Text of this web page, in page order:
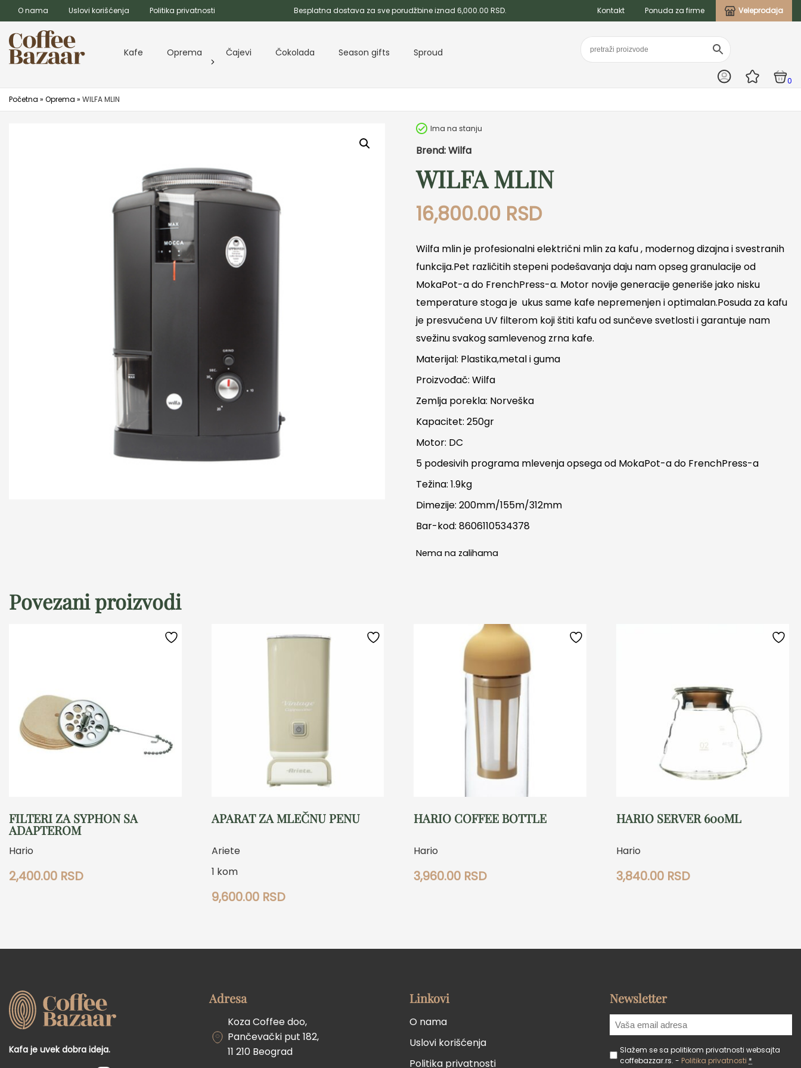
O nama Uslovi korišćenja Politika privatnosti Besplatna dostava za sve porudžbine iznad 6,000.00 RSD. Kontakt Ponuda za firme Veleprodaja
Kafe Oprema Čajevi Čokolada Season gifts Sproud
0
Početna » Oprema » WILFA MLIN
Ima na stanju
Brend: Wilfa
WILFA MLIN
16,800.00 RSD
Wilfa mlin je profesionalni električni mlin za kafu , modernog dizajna i svestranih
funkcija.Pet različitih stepeni podešavanja daju nam opseg granulacije od
MokaPot-a do FrenchPress-a. Motor novije generacije generiše jako nisku
temperature stoga je ukus same kafe nepremenjen i optimalan.Posuda za kafu
je presvučena UV filterom koji štiti kafu od sunčeve svetlosti i garantuje nam
svežinu svakog samlevenog zrna kafe.
Materijal: Plastika,metal i guma
Proizvođač: Wilfa
Zemlja porekla: Norveška
Kapacitet: 250gr
Motor: DC
5 podesivih programa mlevenja opsega od MokaPot-a do FrenchPress-a
Težina: 1.9kg
Dimezije: 200mm/155m/312mm
Bar-kod: 8606110534378
Nema na zalihama
Povezani proizvodi
FILTERI ZA SYPHON SA
ADAPTEROM
Hario
2,400.00 RSD
biti
izabrane
na
stranici
proizvoda.
APARAT ZA MLEČNU PENU
Ariete
1 kom
9,600.00 RSD
HARIO COFFEE BOTTLE
Hario
3,960.00 RSD
HARIO SERVER 600ML
Hario
3,840.00 RSD
Kafa je uvek dobra ideja.
Adresa
Koza Coffee doo,
Pančevački put 182,
11 210 Beograd
Linkovi
O nama
Uslovi korišćenja
Politika privatnosti
Newsletter
Slažem se sa politikom privatnosti websajta
coffebazzar.rs. - Politika privatnosti *